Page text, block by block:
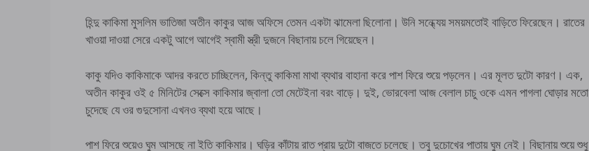
হিন্দু কাকিমা মুসলিম ভাতিজা অতীন কাকুর আজ অফিসে তেমন একটা ঝামেলা ছিলোনা। উনি সন্ধ্যেয় সময়মতোই বাড়িতে ফিরেছেন। রাতের
খাওয়া দাওয়া সেরে একটু আগে আগেই স্বামী স্ত্রী দুজনে বিছানায় চলে গিয়েছেন।
কাকু যদিও কাকিমাকে আদর করতে চাচ্ছিলেন, কিন্তু কাকিমা মাথা ব্যথার বাহানা করে পাশ ফিরে শুয়ে পড়লেন। এর মূলত দুটো কারণ। এক,
অতীন কাকুর ওই ৫ মিনিটের সেক্সে কাকিমার জ্বালা তো মেটেইনা বরং বাড়ে। দুই, ভোরবেলা আজ বেলাল চাচু ওকে এমন পাগলা ঘোড়ার মতো
চুদেছে যে ওর গুদুসোনা এখনও ব্যথা হয়ে আছে।
পাশ ফিরে শুয়েও ঘুম আসছে না ইতি কাকিমার। ঘড়ির কাঁটায় রাত প্রায় দুটো বাজতে চলেছে। তবু দুচোখের পাতায় ঘুম নেই। বিছানায় শুয়ে শুধু